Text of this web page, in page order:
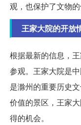
观，也保护了文物的
王家大院的开放
根据最新的信息，
参观。王家大院是
是滁州的重要历史
价值的景区，王家
得的机会。